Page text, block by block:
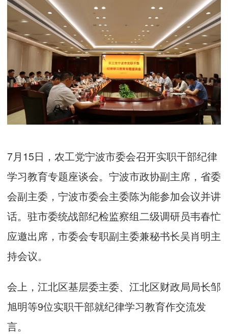
7月15日，农工党宁波市委会召开实职干部纪律
学习教育专题座谈会。宁波市政协副主席，省委
会副主委，宁波市委会主委陈为能参加会议并讲
话。驻市委统战部纪检监察组二级调研员韦春忙
应邀出席，市委会专职副主委兼秘书长吴肖明主
持会议。
会上，江北区基层委主委、江北区财政局局长邹
旭明等9位实职干部就纪律学习教育作交流发
言。